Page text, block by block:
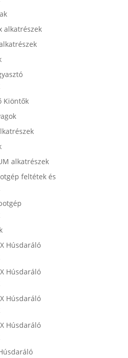
alkatrészek
Kiöntők
alkatrészek
feltétek és
Húsdaráló
Húsdaráló
Húsdaráló
Húsdaráló